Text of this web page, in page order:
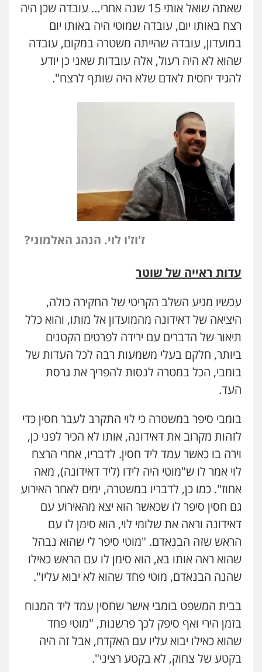
שאתה שואל אותי 15 שנה אחרי… עובדה שכן היה
רצח באותו יום, עובדה שמוטי היה באותו יום
במועדון, עובדה שהייתה משטרה במקום, עובדה
שהוא לא היה רעול, אלה עובדות שאני כן יודע
להגיד יחסית לאדם שלא היה שותף לרצח".
ז'וז'ו לוי. הנהג האלמוני?
עדות ראייה של שוטר
עכשיו מגיע השלב הקריטי של החקירה כולה,
היציאה של דאידונה מהמועדון אל מותו, והוא כלל
תיאור של הדברים עם ירידה לפרטים הקטנים
ביותר, חלקם בעלי משמעות רבה לכל העדות של
בומבי, הכל במטרה לנסות להפריך את גרסת
העד.
בומבי סיפר במשטרה כי לוי התקרב לעבר חסין כדי
לזהות מקרוב את דאידונה, אותו לא הכיר לפני כן,
וירה בו כאשר עמד ליד חסין. לדבריו, אחרי הרצח
לוי אמר לו ש"מוטי היה לידו (ליד דאידונה), מאה
אחוז". כמו כן, לדבריו במשטרה, ימים לאחר האירוע
גם חסין סיפר לו שכאשר הוא יצא מהאירוע עם
דאידונה וראה את שלומי לוי, הוא סימן לו עם
הראש שזה הבנאדם. "מוטי סיפר לי שהוא נבהל
שהוא ראה אותו בא, הוא סימן לו עם הראש כאילו
שהנה הבנאדם, מוטי פחד שהוא לא יבוא עליו".
בבית המשפט בומבי אישר שחסין עמד ליד המנוח
בזמן הירי ואף סיפק לכך פרשנות, "מוטי פחד
שהוא כאילו יבוא עליו עם האקדח, אבל זה היה
בקטע של צחוק, לא בקטע רציני".